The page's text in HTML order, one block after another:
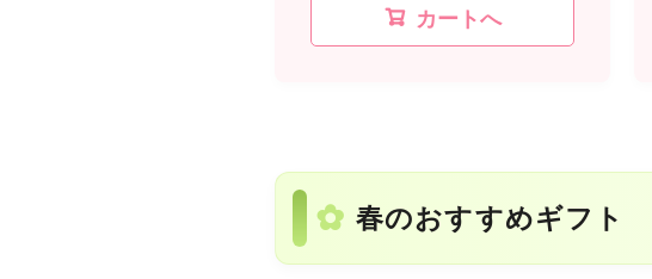
カートへ
春のおすすめギフト